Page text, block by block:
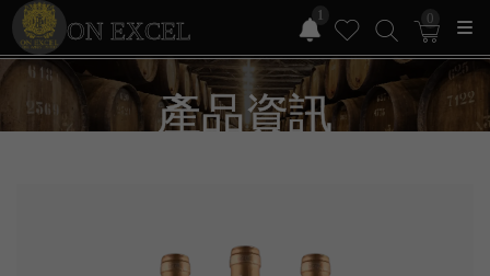
ON EXCEL
1 0
產品資訊